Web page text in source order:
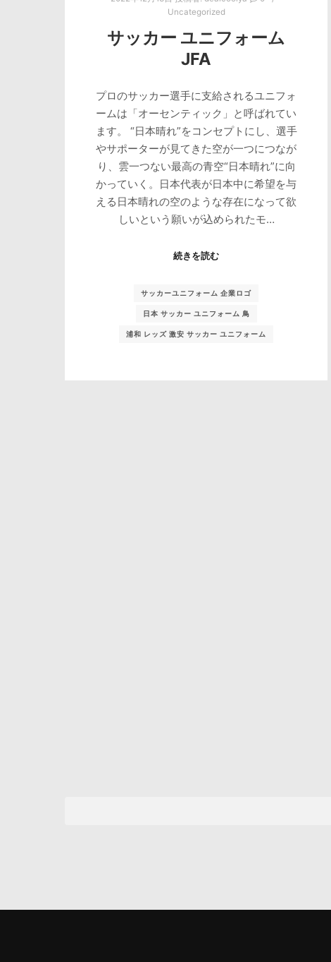
Uncategorized
サッカー ユニフォーム
JFA
プロのサッカー選手に支給されるユニフォ
ームは「オーセンティック」と呼ばれてい
ます。 “日本晴れ”をコンセプトにし、選手
やサポーターが見てきた空が一つにつなが
り、雲一つない最高の青空“日本晴れ”に向
かっていく。日本代表が日本中に希望を与
える日本晴れの空のような存在になって欲
しいという願いが込められたモ…
続きを読む
サッカーユニフォーム 企業ロゴ
日本 サッカー ユニフォーム 鳥
浦和 レッズ 激安 サッカー ユニフォーム